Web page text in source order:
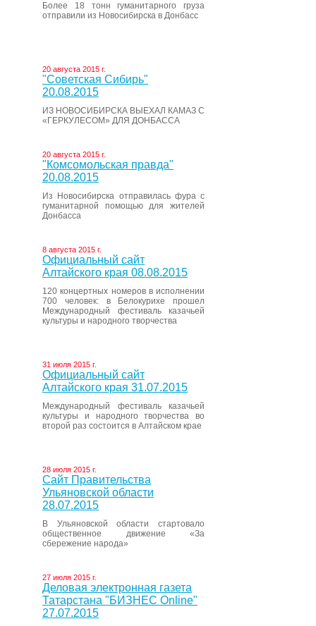
Более 18 тонн гуманитарного груза
отправили из Новосибирска в Донбасс
20 августа 2015 г.
"Советская Сибирь"
20.08.2015
ИЗ НОВОСИБИРСКА ВЫЕХАЛ КАМАЗ С
«ГЕРКУЛЕСОМ» ДЛЯ ДОНБАССА
20 августа 2015 г.
"Комсомольская правда"
20.08.2015
Из Новосибирска отправилась фура с
гуманитарной помощью для жителей
Донбасса
8 августа 2015 г.
Официальный сайт
Алтайского края 08.08.2015
120 концертных номеров в исполнении
700 человек: в Белокурихе прошел
Международный фестиваль казачьей
культуры и народного творчества
31 июля 2015 г.
Официальный сайт
Алтайского края 31.07.2015
Международный фестиваль казачьей
культуры и народного творчества во
второй раз состоится в Алтайском крае
28 июля 2015 г.
Сайт Правительства
Ульяновской области
28.07.2015
В Ульяновской области стартовало
общественное движение «За
сбережение народа»
27 июля 2015 г.
Деловая электронная газета
Татарстана "БИЗНЕС Online"
27.07.2015